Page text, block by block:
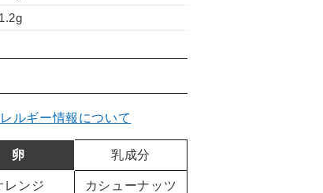
1.2g
ルギー情報について
卵 乳成分
レンジ カシューナッツ